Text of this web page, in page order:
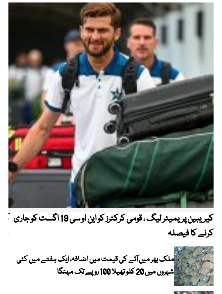
کیریبین پریمیئر لیگ ، قومی کرکٹرز کو این او سی 19 اگست کو جاری
کرنے کا فیصلہ
ملک بھر میں آٹے کی قیمت میں اضافہ، ایک ہفتے میں کئی
شہروں میں 20 کلو تھیلا 100 روپے تک مہنگا